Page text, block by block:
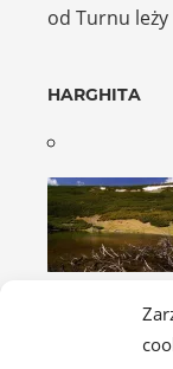
od Turnu
HARGHITA
Rezerwat